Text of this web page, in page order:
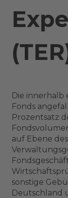
Die innerhalb
Fonds
Prozentsatz
auf Ebene
sonstige
Deutschland